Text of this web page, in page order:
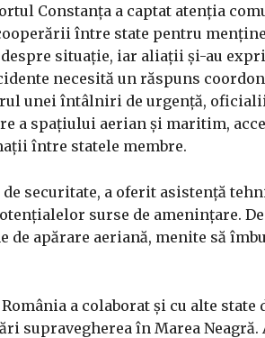
Constanța a captat atenția
între state pentru
situație, iar aliații și-au
necesită un răspuns
unei întâlniri de urgență, oficialii
a spațiului aerian și maritim,
între statele membre.
securitate, a oferit asistență
surse de amenințare. De
apărare aeriană, menite să
a colaborat și cu alte state
supravegherea în Marea Neagră.